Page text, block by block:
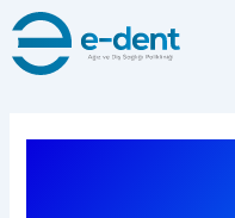
İçeriğe
atla